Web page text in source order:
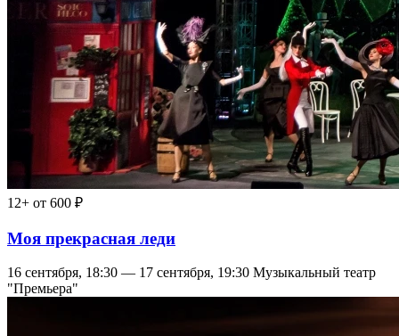
12+ от 600 ₽
Моя прекрасная леди
16 сентября, 18:30 — 17 сентября, 19:30 Музыкальный театр
"Премьера"